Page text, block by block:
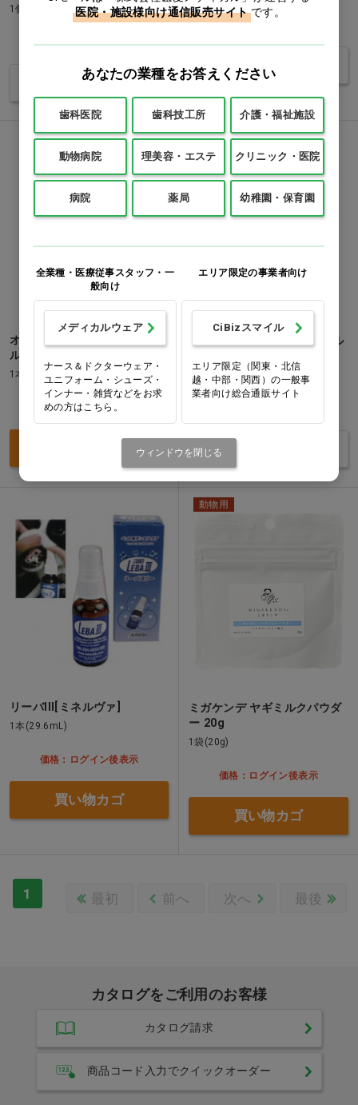
1個(30ml)
価格：ログイン後表示
バリエーションを見る
価格：ログイン後表示
バリエーションを見る
オーラティーン デンタルジェ
ル [PKBジャパン] 1本
1本(28g)
価格：ログイン後表示
C.E.T. 歯みがきペースト モル
1本(70g)
バリエーションを見る
リーバIII[ミネルヴァ]
1本(29.6mL)
価格：ログイン後表示
買い物カゴ
動物用
ミガケンデ ヤギミルクパウダ
ー 20g
1袋(20g)
価格：ログイン後表示
買い物カゴ
1 最初 前へ 次へ 最後
カタログをご利用のお客様
カタログ請求
商品コード入力でクイックオーダー
医院・施設様向け通信販売サイト です。
あなたの業種をお答えください
歯科医院 歯科技工所 介護・福祉施設
動物病院 理美容・エステ クリニック・医院
病院 薬局 幼稚園・保育園
全業種・医療従事スタッフ・一
般向け
メディカルウェア
ナース＆ドクターウェア・
ユニフォーム・シューズ・
インナー・雑貨などをお求
めの方はこちら。
エリア限定の事業者向け
CiBizスマイル
エリア限定（関東・北信
越・中部・関西）の一般事
業者向け総合通販サイト
ウィンドウを閉じる